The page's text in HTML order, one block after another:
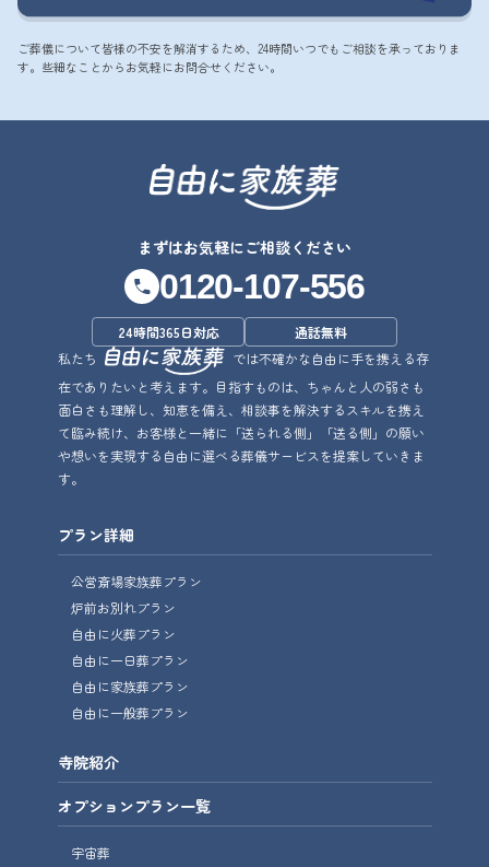
ご葬儀について皆様の不安を解消するため、24時間いつでもご相談を承っておりま
す。些細なことからお気軽にお問合せください。
まずはお気軽にご相談ください
0120-107-556
24時間365日対応
通話無料
私たち
では不確かな自由に手を携える存
在でありたいと考えます。目指すものは、ちゃんと人の弱さも
面白さも理解し、知恵を備え、相談事を解決するスキルを携え
て臨み続け、お客様と一緒に「送られる側」「送る側」の願い
や想いを実現する自由に選べる葬儀サービスを提案していきま
す。
プラン詳細
公営斎場家族葬プラン
炉前お別れプラン
自由に火葬プラン
自由に一日葬プラン
自由に家族葬プラン
自由に一般葬プラン
寺院紹介
オプションプラン一覧
宇宙葬